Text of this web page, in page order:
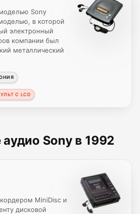
Sony
в которой
электронный
компании был
металлический
С LCD
Sony в 1992
MiniDisc и
дисковой